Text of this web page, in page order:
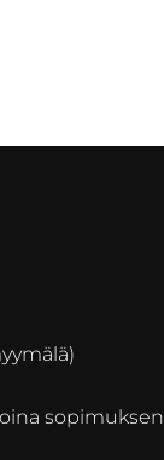
sopimuksen